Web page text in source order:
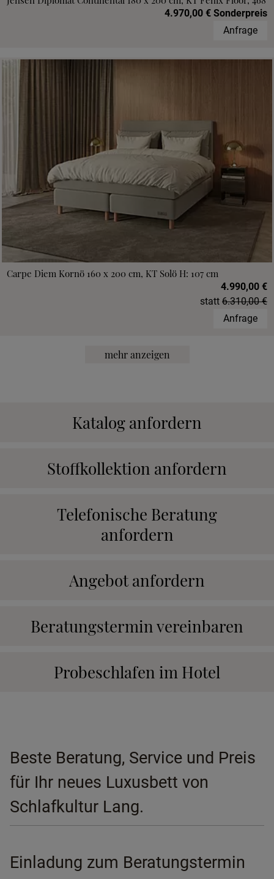
4.970,00 € Sonderpreis
Anfrage
Carpe Diem Kornö 160 x 200 cm, KT Solö H: 107 cm
4.990,00 €
statt 6.310,00 €
Anfrage
mehr anzeigen
Katalog anfordern
Stoffkollektion anfordern
Telefonische Beratung
anfordern
Angebot anfordern
Beratungstermin vereinbaren
Probeschlafen im Hotel
Beste Beratung, Service und Preis
für Ihr neues Luxusbett von
Schlafkultur Lang.
Einladung zum Beratungstermin